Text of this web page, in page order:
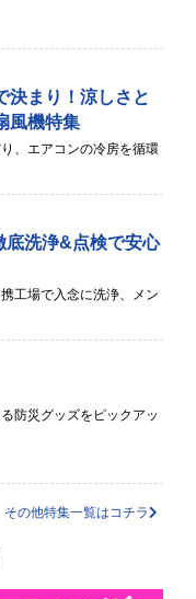
決まり！涼しさと
風機特集
、エアコンの冷房を循環
底洗浄&点検で安心
工場で入念に洗浄、メン
防災グッズをピックアッ
その他特集一覧はコチラ